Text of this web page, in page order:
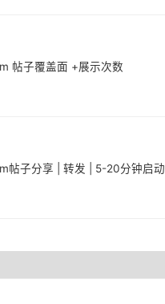
帖子覆盖面 +展示次数
帖子分享 | 转发 | 5-20分钟启动